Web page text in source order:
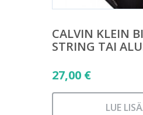
CALVIN KLEIN
STRING TAI
27,00 €
LUE